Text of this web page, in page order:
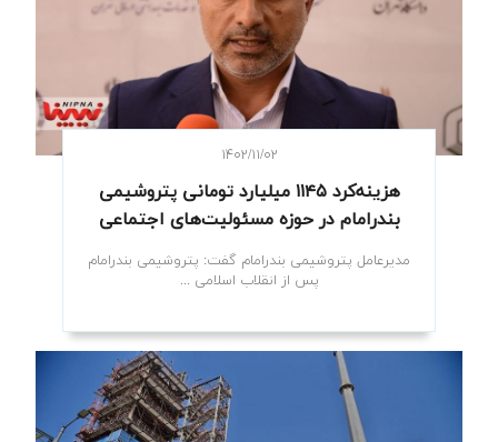
۱۴۰۲/۱۱/۰۲
هزینه‌کرد ۱۱۴۵ میلیارد تومانی پتروشیمی
بندرامام در حوزه مسئولیت‌های اجتماعی
مدیرعامل پتروشیمی بندرامام گفت: پتروشیمی بندرامام
پس از انقلاب اسلامی ...